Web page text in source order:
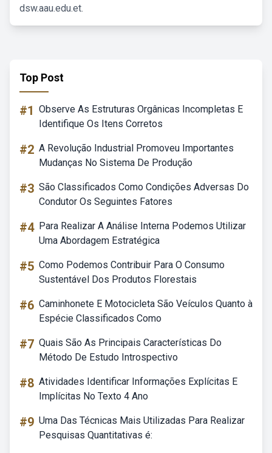
dsw.aau.edu.et.
Top Post
#1 Observe As Estruturas Orgânicas Incompletas E
Identifique Os Itens Corretos
#2 A Revolução Industrial Promoveu Importantes
Mudanças No Sistema De Produção
#3 São Classificados Como Condições Adversas Do
Condutor Os Seguintes Fatores
#4 Para Realizar A Análise Interna Podemos Utilizar
Uma Abordagem Estratégica
#5 Como Podemos Contribuir Para O Consumo
Sustentável Dos Produtos Florestais
#6 Caminhonete E Motocicleta São Veículos Quanto à
Espécie Classificados Como
#7 Quais São As Principais Características Do
Método De Estudo Introspectivo
#8 Atividades Identificar Informações Explícitas E
Implícitas No Texto 4 Ano
#9 Uma Das Técnicas Mais Utilizadas Para Realizar
Pesquisas Quantitativas é: